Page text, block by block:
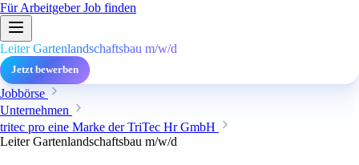
Für ArbeitgeberJob finden
Leiter Gartenlandschaftsbau m/w/d
Jetzt bewerben
Jobbörse
Unternehmen
tritec pro eine Marke der TriTec Hr GmbH
Leiter Gartenlandschaftsbau m/w/d